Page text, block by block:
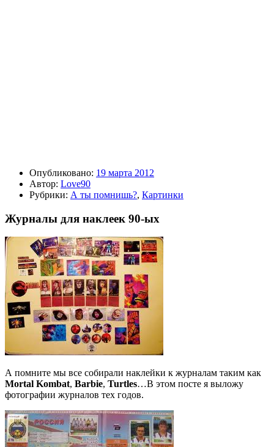
Опубликовано: 19 марта 2012
Автор: Love90
Рубрики: А ты помнишь?, Картинки
Журналы для наклеек 90-ых
А помните мы все собирали наклейки к журналам таким как
Mortal Kombat, Barbie, Turtles…В этом посте я выложу
фотографии журналов тех годов.